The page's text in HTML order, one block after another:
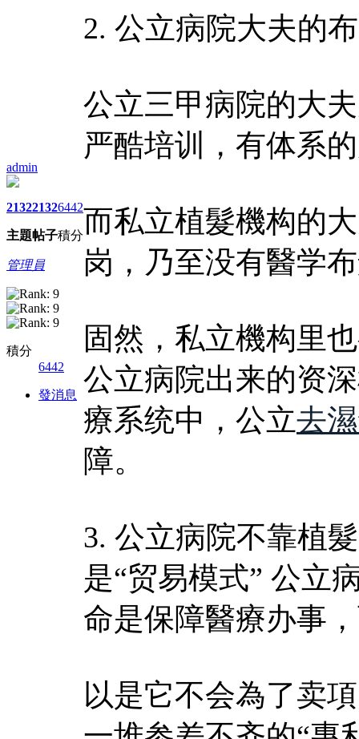
admin
2132
主題
2132
帖子
6442
積分
管理員
積分
6442
發消息
2. 公立病院大夫的
公立三甲病院的大
严酷培训，有体系
而私立植髮機构的
岗，乃至没有醫学
固然，私立機构里
公立病院出来的资
療系统中，公立去
障。
3. 公立病院不靠植
是“贸易模式” 公立
命是保障醫療办事
以是它不会為了卖